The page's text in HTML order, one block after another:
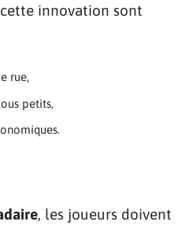
cette innovation sont
rue,
petits,
, les joueurs doivent